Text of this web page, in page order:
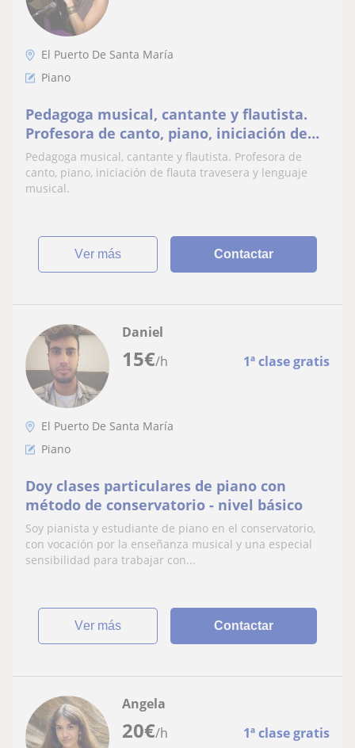
El Puerto De Santa María
Piano
Pedagoga musical, cantante y flautista.
Profesora de canto, piano, iniciación de
flauta travesera y lenguaje musical
Pedagoga musical, cantante y flautista. Profesora de
canto, piano, iniciación de flauta travesera y lenguaje
musical.
ver más Contactar
15€/h 1ª clase gratis
Daniel
El Puerto De Santa María
Piano
Doy clases particulares de piano con
método de conservatorio - nivel básico
Soy pianista y estudiante de piano en el conservatorio,
con vocación por la enseñanza musical y una especial
sensibilidad para trabajar con...
ver más Contactar
20€/h 1ª clase gratis
Angela